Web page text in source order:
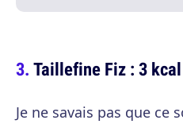
Taillefine Fiz : 3
Je ne savais pas que ce